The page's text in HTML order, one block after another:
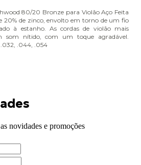
80/20 Bronze para Violão Aço Feita
20% de zinco, envolto em torno de um fio
à estanho. As cordas de violão mais
som nítido, com um toque agradável.
.032, .044, .054
novidades e promoções